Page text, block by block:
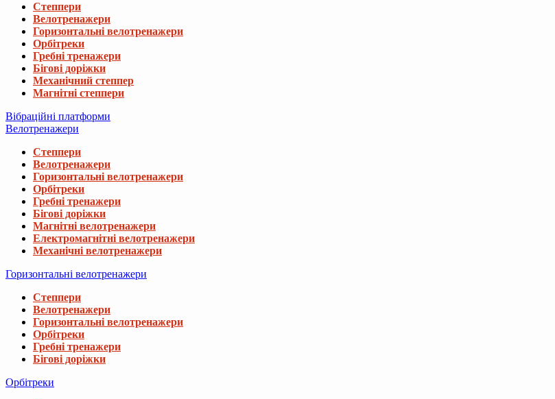
Степпери
Велотренажери
Горизонтальні велотренажери
Орбітреки
Гребні тренажери
Бігові доріжки
Механічний степпер
Магнітні степпери
Вібраційні платформи
Велотренажери
Степпери
Велотренажери
Горизонтальні велотренажери
Орбітреки
Гребні тренажери
Бігові доріжки
Магнітні велотренажери
Електромагнітні велотренажери
Механічні велотренажери
Горизонтальні велотренажери
Степпери
Велотренажери
Горизонтальні велотренажери
Орбітреки
Гребні тренажери
Бігові доріжки
Орбітреки